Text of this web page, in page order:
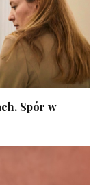
Spór w